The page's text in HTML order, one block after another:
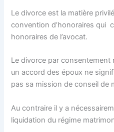
Le divorce est la matière
convention d’honoraires qui
honoraires de l’avocat.
Le divorce par consentement
un accord des époux ne
pas sa mission de conseil de
Au contraire il y a
liquidation du régime